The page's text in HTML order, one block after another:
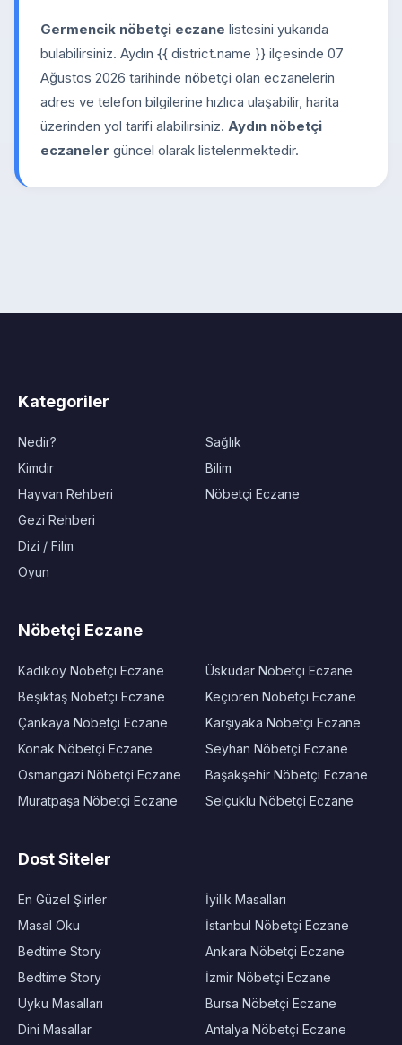
Germencik nöbetçi eczane listesini yukarıda
bulabilirsiniz. Aydın {{ district.name }} ilçesinde 07
Ağustos 2026 tarihinde nöbetçi olan eczanelerin
adres ve telefon bilgilerine hızlıca ulaşabilir, harita
üzerinden yol tarifi alabilirsiniz. Aydın nöbetçi
eczaneler güncel olarak listelenmektedir.
Kategoriler
Nedir?
Kimdir
Hayvan Rehberi
Gezi Rehberi
Dizi / Film
Oyun
Sağlık
Bilim
Nöbetçi Eczane
Nöbetçi Eczane
Kadıköy Nöbetçi Eczane
Beşiktaş Nöbetçi Eczane
Çankaya Nöbetçi Eczane
Konak Nöbetçi Eczane
Osmangazi Nöbetçi Eczane
Muratpaşa Nöbetçi Eczane
Üsküdar Nöbetçi Eczane
Keçiören Nöbetçi Eczane
Karşıyaka Nöbetçi Eczane
Seyhan Nöbetçi Eczane
Başakşehir Nöbetçi Eczane
Selçuklu Nöbetçi Eczane
Dost Siteler
En Güzel Şiirler
Masal Oku
Bedtime Story
Bedtime Story
Uyku Masalları
Dini Masallar
İyilik Masalları
İstanbul Nöbetçi Eczane
Ankara Nöbetçi Eczane
İzmir Nöbetçi Eczane
Bursa Nöbetçi Eczane
Antalya Nöbetçi Eczane